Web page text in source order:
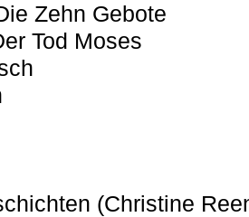
Zehn Gebote
Tod Moses
(Christine